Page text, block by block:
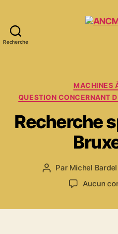
Recherche
MACHINES
QUESTION CONCERNANT
Recherche
Auteur
l’article
Par Michel Bardel
Aucun